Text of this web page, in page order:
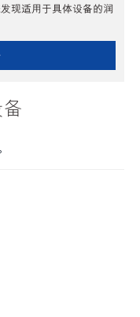
现适用于具体设备的润